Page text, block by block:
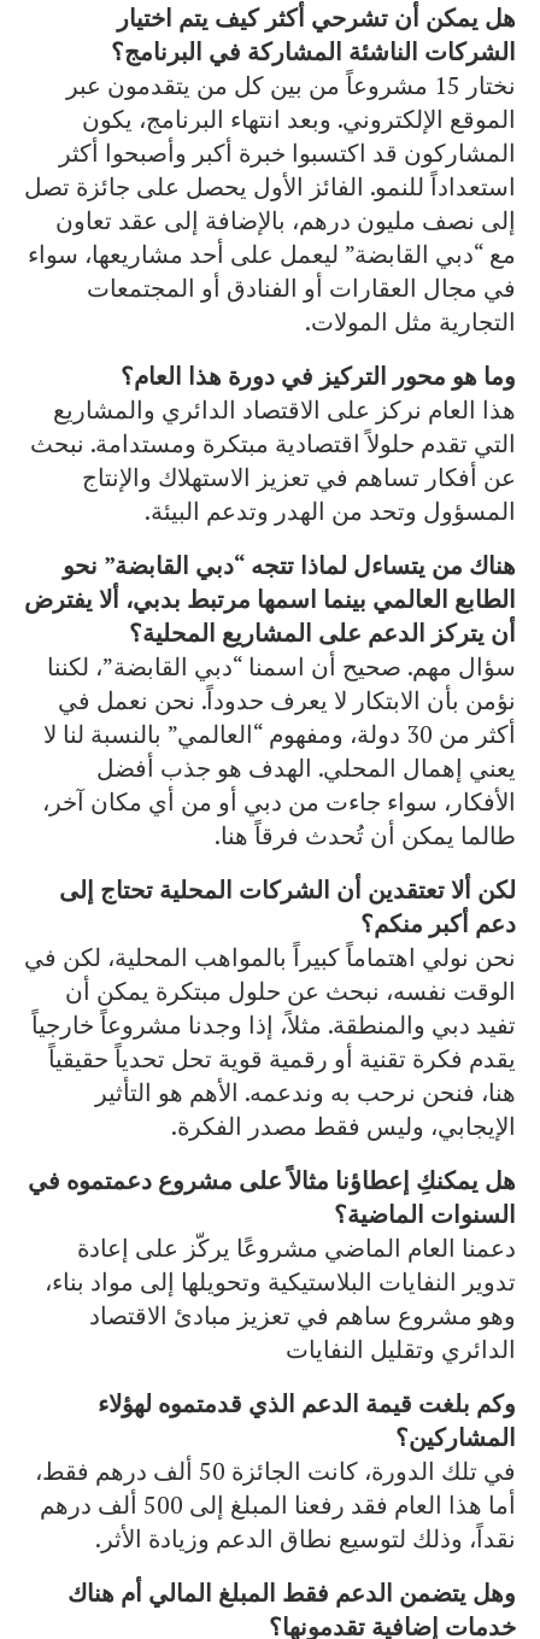
هل يمكن أن تشرحي أكثر كيف يتم اختيار
الشركات الناشئة المشاركة في البرنامج؟
نختار 15 مشروعاً من بين كل من يتقدمون عبر
الموقع الإلكتروني. وبعد انتهاء البرنامج، يكون
المشاركون قد اكتسبوا خبرة أكبر وأصبحوا أكثر
استعداداً للنمو. الفائز الأول يحصل على جائزة تصل
إلى نصف مليون درهم، بالإضافة إلى عقد تعاون
مع “دبي القابضة” ليعمل على أحد مشاريعها، سواء
في مجال العقارات أو الفنادق أو المجتمعات
التجارية مثل المولات.
وما هو محور التركيز في دورة هذا العام؟
هذا العام نركز على الاقتصاد الدائري والمشاريع
التي تقدم حلولاً اقتصادية مبتكرة ومستدامة. نبحث
عن أفكار تساهم في تعزيز الاستهلاك والإنتاج
المسؤول وتحد من الهدر وتدعم البيئة.
هناك من يتساءل لماذا تتجه “دبي القابضة” نحو
الطابع العالمي بينما اسمها مرتبط بدبي، ألا يفترض
أن يتركز الدعم على المشاريع المحلية؟
سؤال مهم. صحيح أن اسمنا “دبي القابضة”، لكننا
نؤمن بأن الابتكار لا يعرف حدوداً. نحن نعمل في
أكثر من 30 دولة، ومفهوم “العالمي” بالنسبة لنا لا
يعني إهمال المحلي. الهدف هو جذب أفضل
الأفكار، سواء جاءت من دبي أو من أي مكان آخر،
طالما يمكن أن تُحدث فرقاً هنا.
لكن ألا تعتقدين أن الشركات المحلية تحتاج إلى
دعم أكبر منكم؟
نحن نولي اهتماماً كبيراً بالمواهب المحلية، لكن في
الوقت نفسه، نبحث عن حلول مبتكرة يمكن أن
تفيد دبي والمنطقة. مثلاً، إذا وجدنا مشروعاً خارجياً
يقدم فكرة تقنية أو رقمية قوية تحل تحدياً حقيقياً
هنا، فنحن نرحب به وندعمه. الأهم هو التأثير
الإيجابي، وليس فقط مصدر الفكرة.
هل يمكنكِ إعطاؤنا مثالاً على مشروع دعمتموه في
السنوات الماضية؟
دعمنا العام الماضي مشروعًا يركّز على إعادة
تدوير النفايات البلاستيكية وتحويلها إلى مواد بناء،
وهو مشروع ساهم في تعزيز مبادئ الاقتصاد
الدائري وتقليل النفايات
وكم بلغت قيمة الدعم الذي قدمتموه لهؤلاء
المشاركين؟
في تلك الدورة، كانت الجائزة 50 ألف درهم فقط،
أما هذا العام فقد رفعنا المبلغ إلى 500 ألف درهم
نقداً، وذلك لتوسيع نطاق الدعم وزيادة الأثر.
وهل يتضمن الدعم فقط المبلغ المالي أم هناك
خدمات إضافية تقدمونها؟